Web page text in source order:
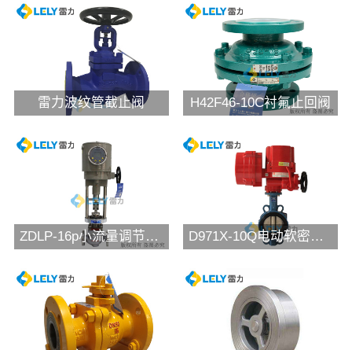
雷力波纹管截止阀 H42F46-10C衬氟止回阀
ZDLP-16p小流量调节阀 氨水调节阀 D971X-10Q电动软密封对夹蝶阀